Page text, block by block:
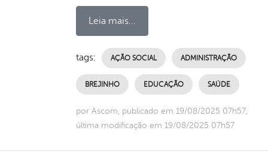
Leia mais...
tags: AÇÃO SOCIAL ADMINISTRAÇÃO
BREJINHO EDUCAÇÃO SAÚDE
por Ascom, publicado em 19/08/2025 07h57,
última modificação em 19/08/2025 07h57